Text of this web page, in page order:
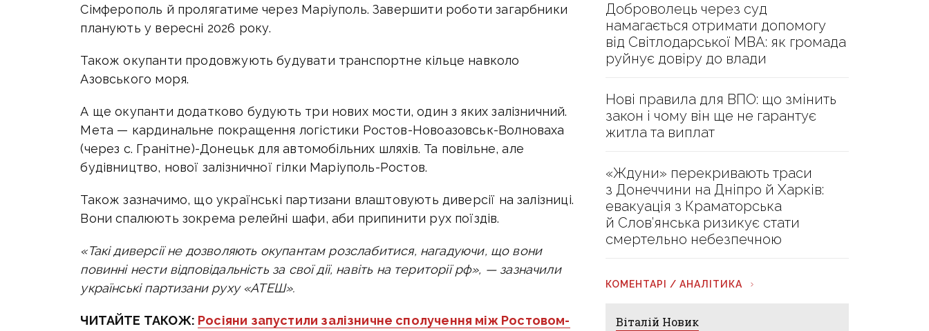
Сімферополь й пролягатиме через Маріуполь. Завершити роботи загарбники
планують у вересні 2026 року.
Також окупанти продовжують будувати транспортне кільце навколо
Азовського моря.
А ще окупанти додатково будують три нових мости, один з яких залізничний.
Мета — кардинальне покращення логістики Ростов-Новоазовськ-Волноваха
(через с. Гранітне)-Донецьк для автомобільних шляхів. Та повільне, але
будівництво, нової залізничної гілки Маріуполь-Ростов.
Також зазначимо, що українські партизани влаштовують диверсії на залізниці.
Вони спалюють зокрема релейні шафи, аби припинити рух поїздів.
«Такі диверсії не дозволяють окупантам розслабитися, нагадуючи, що вони
повинні нести відповідальність за свої дії, навіть на території рф», — зазначили
українські партизани руху «АТЕШ».
ЧИТАЙТЕ ТАКОЖ: Росіяни запустили залізничне сполучення між Ростовом-
Доброволець через суд
намагається отримати допомогу
від Світлодарської МВА: як громада
руйнує довіру до влади
Нові правила для ВПО: що змінить
закон і чому він ще не гарантує
житла та виплат
«Ждуни» перекривають траси
з Донеччини на Дніпро й Харків:
евакуація з Краматорська
й Слов’янська ризикує стати
смертельно небезпечною
КОМЕНТАРІ / АНАЛІТИКА
Віталій Новик